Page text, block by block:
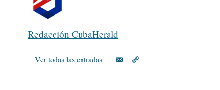
Redacción CubaHerald
Ver todas las entradas